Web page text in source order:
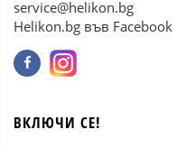
service@helikon.bg
Helikon.bg във Facebook
ВКЛЮЧИ СЕ!